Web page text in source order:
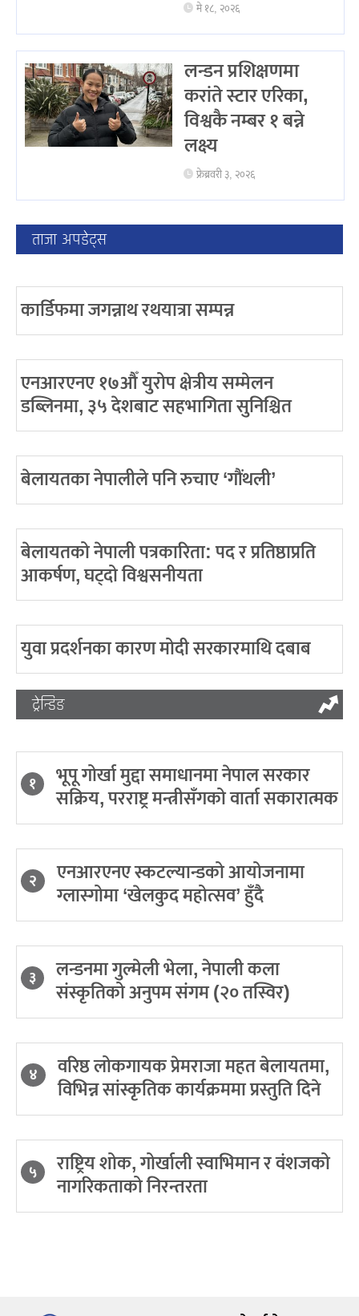
मे १८, २०२६
लन्डन प्रशिक्षणमा
करांते स्टार एरिका,
विश्वकै नम्बर १ बन्ने
लक्ष्य
फ्रेब्रवरी ३, २०२६
ताजा अपडेट्स
कार्डिफमा जगन्नाथ रथयात्रा सम्पन्न
एनआरएनए १७औँ युरोप क्षेत्रीय सम्मेलन
डब्लिनमा, ३५ देशबाट सहभागिता सुनिश्चित
बेलायतका नेपालीले पनि रुचाए ‘गौंथली’
बेलायतको नेपाली पत्रकारिता: पद र प्रतिष्ठाप्रति
आकर्षण, घट्दो विश्वसनीयता
युवा प्रदर्शनका कारण मोदी सरकारमाथि दबाब
ट्रेन्डिङ
१ भूपू गोर्खा मुद्दा समाधानमा नेपाल सरकार
सक्रिय, परराष्ट्र मन्त्रीसँगको वार्ता सकारात्मक
२ एनआरएनए स्कटल्यान्डको आयोजनामा
ग्लास्गोमा ‘खेलकुद महोत्सव’ हुँदै
३ लन्डनमा गुल्मेली भेला, नेपाली कला
संस्कृतिको अनुपम संगम (२० तस्विर)
४ वरिष्ठ लोकगायक प्रेमराजा महत बेलायतमा,
विभिन्न सांस्कृतिक कार्यक्रममा प्रस्तुति दिने
५ राष्ट्रिय शोक, गोर्खाली स्वाभिमान र वंशजको
नागरिकताको निरन्तरता